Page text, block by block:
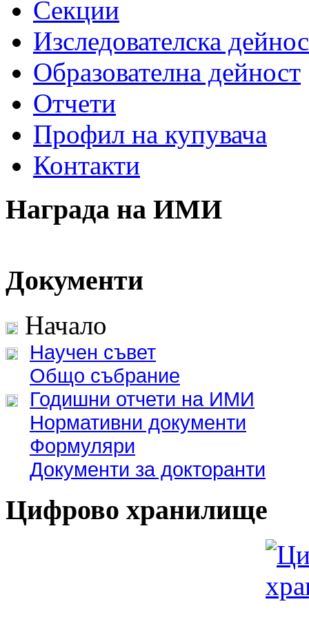
Секции
Изследователска
Образователна дейност
Отчети
Профил на купувача
Контакти
Награда на ИМИ
Документи
Начало
Научен съвет
Общо събрание
Годишни отчети на ИМИ
Нормативни документи
Формуляри
Документи за докторанти
Цифрово хранилище